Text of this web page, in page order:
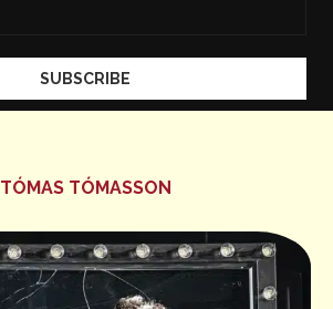
TÓMAS TÓMASSON